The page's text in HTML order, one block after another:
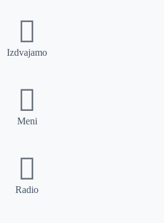
Izdvajamo
Meni
Radio